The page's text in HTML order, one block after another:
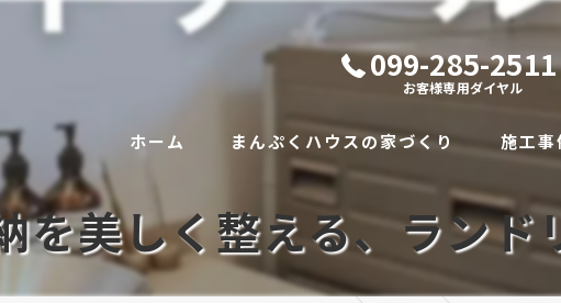
099-285-2511
お客様専用ダイヤル
ホーム まんぷくハウスの家づくり
代表あいさつ
まんぷくハウスの想い
施工事
注文住
リフ
を美しく整える、ランド